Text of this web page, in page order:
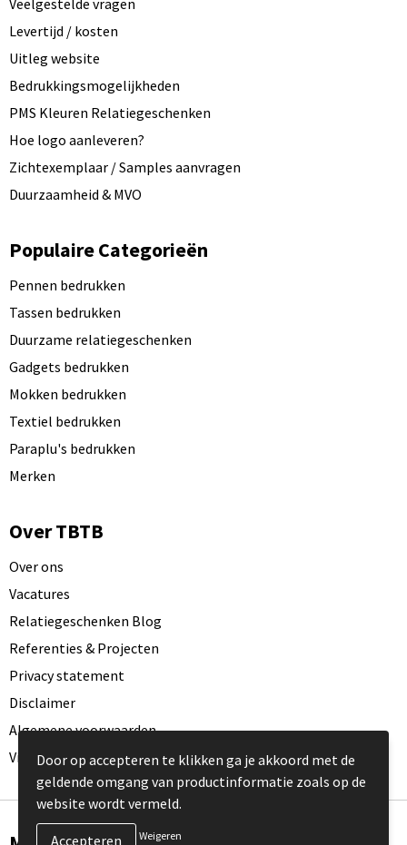
Veelgestelde vragen
Levertijd / kosten
Uitleg website
Bedrukkingsmogelijkheden
PMS Kleuren Relatiegeschenken
Hoe logo aanleveren?
Zichtexemplaar / Samples aanvragen
Duurzaamheid & MVO
Populaire Categorieën
Pennen bedrukken
Tassen bedrukken
Duurzame relatiegeschenken
Gadgets bedrukken
Mokken bedrukken
Textiel bedrukken
Paraplu's bedrukken
Merken
Over TBTB
Over ons
Vacatures
Relatiegeschenken Blog
Referenties & Projecten
Privacy statement
Disclaimer
Algemene voorwaarden
Visit our EU website
Door op accepteren te klikken ga je akkoord met de
geldende omgang van productinformatie zoals op de
website wordt vermeld.
Weigeren